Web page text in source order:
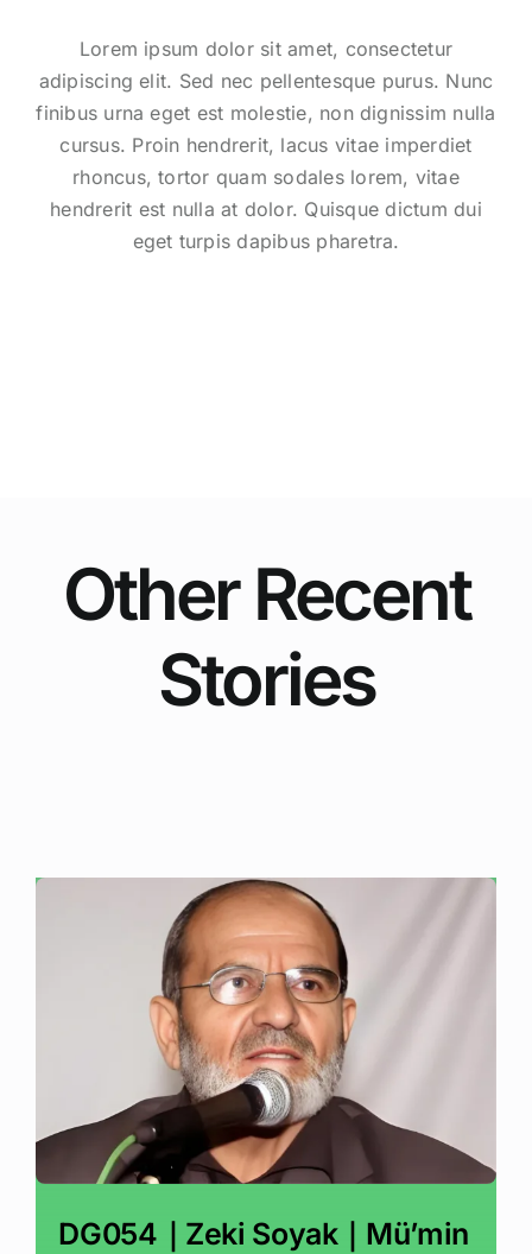
Lorem ipsum dolor sit amet, consectetur
adipiscing elit. Sed nec pellentesque purus. Nunc
finibus urna eget est molestie, non dignissim nulla
cursus. Proin hendrerit, lacus vitae imperdiet
rhoncus, tortor quam sodales lorem, vitae
hendrerit est nulla at dolor. Quisque dictum dui
eget turpis dapibus pharetra.
Other Recent
Stories
DG054｜Zeki Soyak｜Mü’min